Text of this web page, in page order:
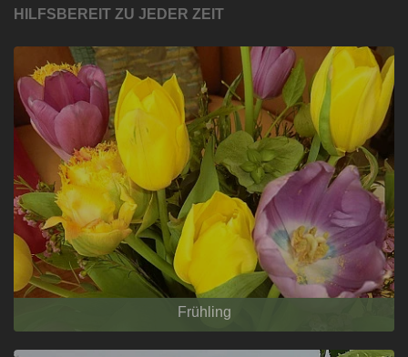
HILFSBEREIT ZU JEDER ZEIT
Frühling